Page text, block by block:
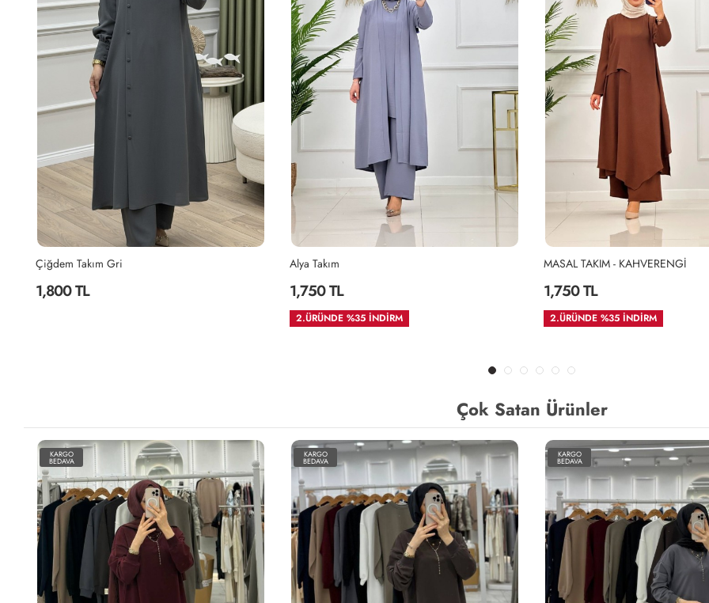
Çiğdem Takım Gri
1,800 TL
Alya Takım
1,750 TL
2.ÜRÜNDE %35 İNDİRM
MASAL TAKIM - KAHVERENGİ
1,750 TL
2.ÜRÜNDE %35 İNDİRM
Çok Satan Ürünler
KARGO
BEDAVA
KARGO
BEDAVA
KARGO
BEDAVA